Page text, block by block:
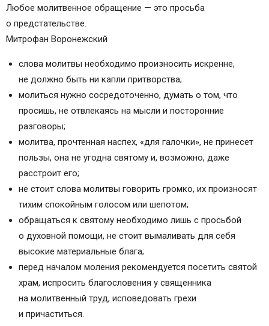
Молитва Митрофану Воронежскому о работе
ЧУДОТВОРНАЯ МОЛИТВА МИТРОФАНУ
ВОРОНЕЖСКОМУ
Митрофану Воронежскому
Молитва святителю Митрофану Воронежскому
дарует избавление от житейских нужд
Текст православной молитвы Митрофану
Воронежскому о помощи в делах
Просительная молитва святому Митрофану
Слушать на видео акафист Митрофану
Воронежскому
ЧИТАТЬ ПО ТЕМЕ:
ПОХОЖИЕ СТАТЬИ:
4 комментария
Молитвы святителю Митрофану Воронежскому
чудотворцу
Советы молящимся
Краткое житие и молитвенная помощь
Описание иконы
Православные иконы и молитвы
Любое молитвенное обращение — это просьба
о предстательстве.
Митрофан Воронежский
слова молитвы необходимо произносить искренне,
не должно быть ни капли притворства;
молиться нужно сосредоточенно, думать о том, что
просишь, не отвлекаясь на мысли и посторонние
разговоры;
молитва, прочтенная наспех, «для галочки», не принесет
пользы, она не угодна святому и, возможно, даже
расстроит его;
не стоит слова молитвы говорить громко, их произносят
тихим спокойным голосом или шепотом;
обращаться к святому необходимо лишь с просьбой
о духовной помощи, не стоит вымаливать для себя
высокие материальные блага;
перед началом моления рекомендуется посетить святой
храм, испросить благословения у священника
на молитвенный труд, исповедовать грехи
и причаститься.